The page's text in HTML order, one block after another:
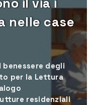
il via i
nelle case
degli
per la Lettura
residenziali